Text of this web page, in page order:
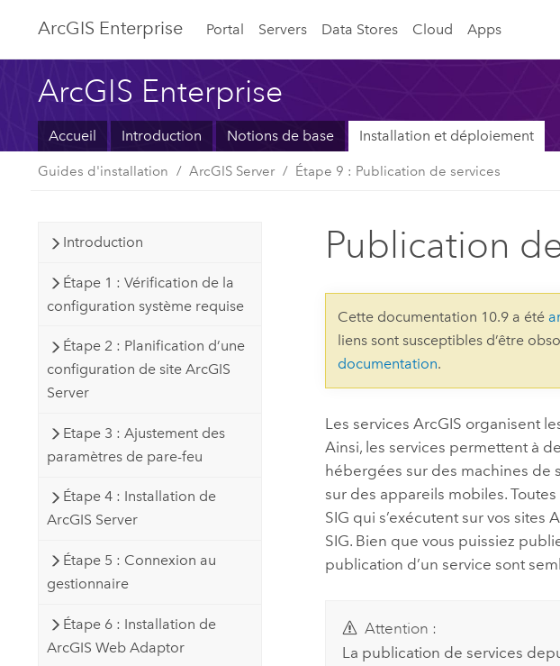
ArcGIS Enterprise Portal Servers Data Stores Cloud Apps
ArcGIS Enterprise
Accueil Introduction Notions de base Installation et déploiement
Guides d'installation ArcGIS Server Étape 9 : Publication de services
Introduction
Étape 1 : Vérification de la
configuration système requise
Étape 2 : Planification d’une
configuration de site ArcGIS
Server
Etape 3 : Ajustement des
paramètres de pare-feu
Étape 4 : Installation de
ArcGIS Server
Étape 5 : Connexion au
gestionnaire
Étape 6 : Installation de
ArcGIS Web Adaptor
Publication
Cette documentation 10.9 a été
liens sont susceptibles d’être
documentation.
Les services ArcGIS organisent
Ainsi, les services permettent à
hébergées sur des machines de
sur des appareils mobiles.
SIG qui s’exécutent sur vos sites
SIG. Bien que vous puissiez
publication d’un service sont
Attention :
La publication de services